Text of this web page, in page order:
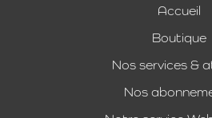
Accueil
Boutique
Nos services &
Nos